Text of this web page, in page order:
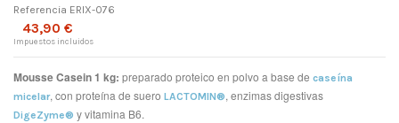
Referencia ERIX-076
43,90 €
Impuestos incluidos
Mousse Casein 1 kg: preparado proteico en polvo a base de caseína
micelar, con proteína de suero LACTOMIN®, enzimas digestivas
DigeZyme® y vitamina B6.